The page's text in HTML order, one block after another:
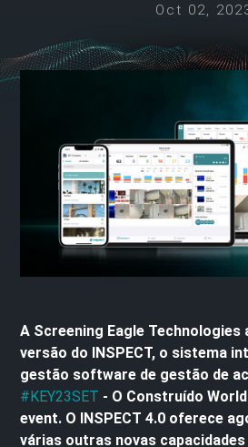
Oct 02,
A Screening Eagle Technologies
versão do INSPECT, o sistema
gestão software de gestão de
#KEY23SET - O Construído
event. O INSPECT 4.0 oferece
várias outras novas